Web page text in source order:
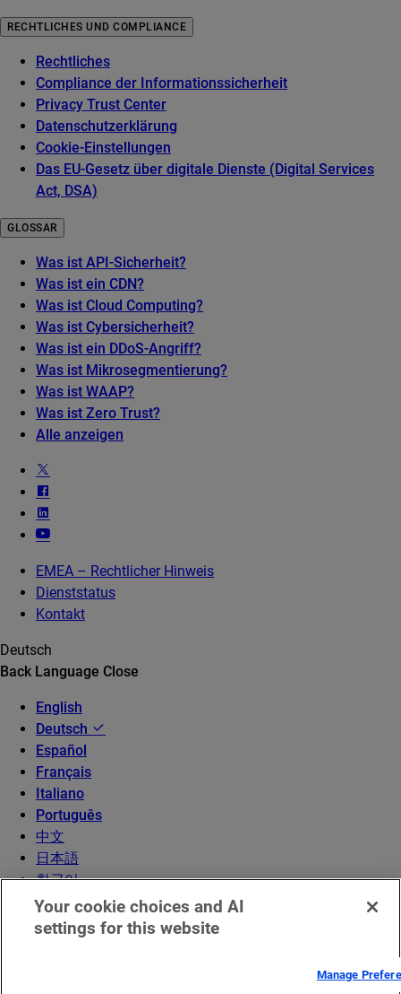
RECHTLICHES UND COMPLIANCE
Rechtliches
Compliance der Informationssicherheit
Privacy Trust Center
Datenschutzerklärung
Cookie-Einstellungen
Das EU-Gesetz über digitale Dienste (Digital Services
Act, DSA)
GLOSSAR
Was ist API-Sicherheit?
Was ist ein CDN?
Was ist Cloud Computing?
Was ist Cybersicherheit?
Was ist ein DDoS-Angriff?
Was ist Mikrosegmentierung?
Was ist WAAP?
Was ist Zero Trust?
Alle anzeigen
EMEA – Rechtlicher Hinweis
Dienststatus
Kontakt
Deutsch
Back Language Close
English
Deutsch
Español
Français
Italiano
Português
中文
日本語
한국어
Your cookie choices and AI
settings for this website
Manage